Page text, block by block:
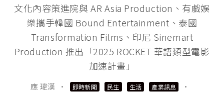
文化內容策進院與 AR Asia Production、有戲娛
樂攜手韓國 Bound Entertainment、泰國
Transformation Films、印尼 Sinemart
Production 推出「2025 ROCKET 華語類型電影
加速計畫」
應 瑋漢 · 即時新聞 民生 生活 產業訊息
·